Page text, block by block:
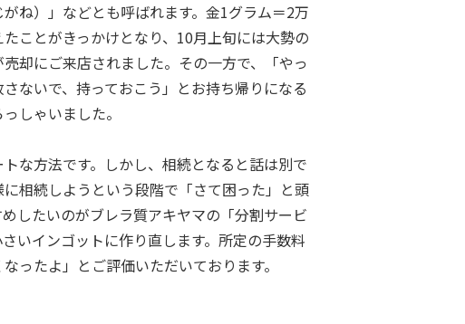
がね）」などとも呼ばれます。金1グラム＝2万
たことがきっかけとなり、10月上旬には大勢の
却にご来店されました。その一方で、「やっ
ないで、持っておこう」とお持ち帰りになる
しゃいました。
な方法です。しかし、相続となると話は別で
相続しようという段階で「さて困った」と頭
したいのがブレラ質アキヤマの「分割サービ
いインゴットに作り直します。所定の手数料
ったよ」とご評価いただいております。